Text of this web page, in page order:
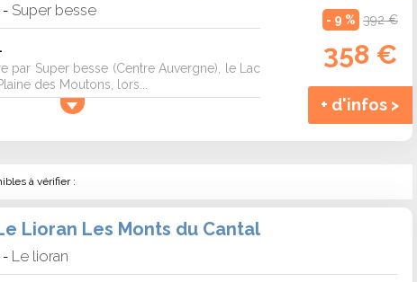
- Super besse
par Super besse (Centre Auvergne), le Lac
des Moutons, lors...
- 9 % 392 €
358 €
+ d'infos >
à vérifier :
Lioran Les Monts du Cantal
- Le lioran